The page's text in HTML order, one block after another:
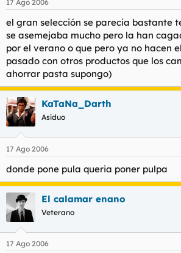
17 Ago 2006
el gran selección se parecia bastante
se asemejaba mucho pero la han
por el verano o que pero ya no hacen
pasado con otros productos que los
ahorrar pasta supongo)
KaTaNa_Darth
Asiduo
17 Ago 2006
donde pone pula queria poner pulpa
El calamar enano
Veterano
17 Ago 2006